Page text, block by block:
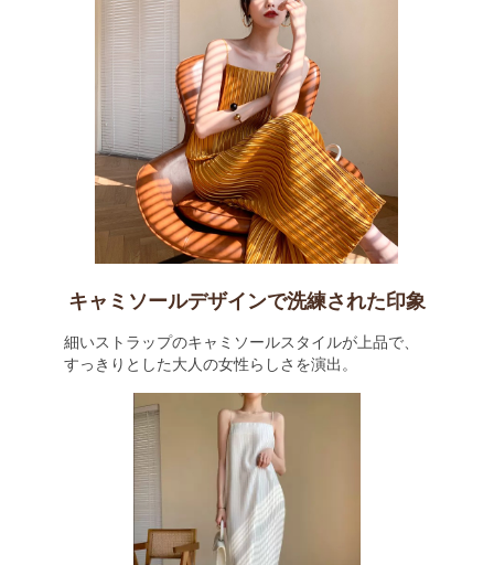
キャミソールデザインで洗練された印象
細いストラップのキャミソールスタイルが上品で、
すっきりとした大人の女性らしさを演出。